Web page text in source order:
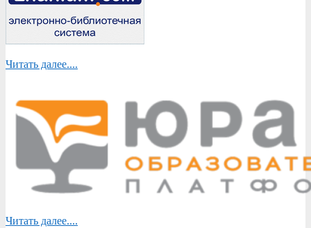
Читать далее....
Читать далее....